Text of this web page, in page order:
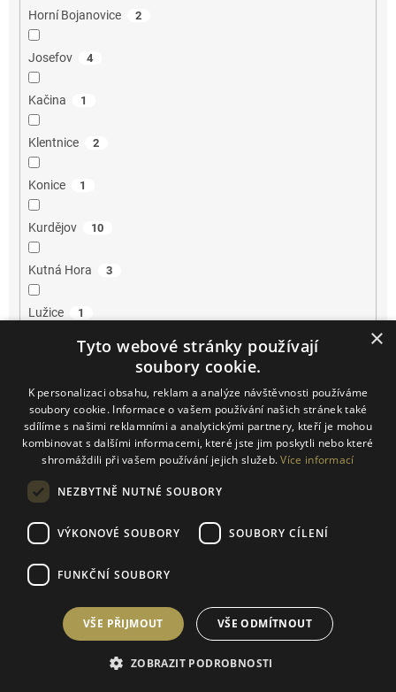
Horní Bojanovice 2
Josefov 4
Kačina 1
Klentnice 2
Konice 1
Kurdějov 10
Kutná Hora 3
Lužice 1
2
Mikulov 13
Miroslav 1
Němčičky
Novosedly
Novosedly na Moravě 1
Olbrahomice 1
×
Tyto webové stránky používají
soubory cookie.
K personalizaci obsahu, reklam a analýze návštěvnosti používáme
soubory cookie. Informace o vašem používání našich stránek také
sdílíme s našimi reklamními a analytickými partnery, kteří je mohou
kombinovat s dalšími informacemi, které jste jim poskytli nebo které
shromáždili při vašem používání jejich služeb.Více informací
NEZBYTNĚ NUTNÉ SOUBORY
VÝKONOVÉ SOUBORY SOUBORY CÍLENÍ
FUNKČNÍ SOUBORY
VŠE PŘIJMOUT VŠE ODMÍTNOUT
ZOBRAZIT PODROBNOSTI